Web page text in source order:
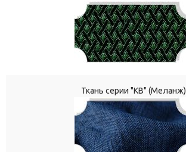
Ткань серии "КВ" (Меланж)